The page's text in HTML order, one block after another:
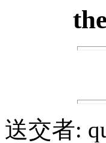
送交者: